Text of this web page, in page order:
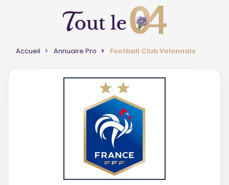
Accueil Annuaire Pro Football Club Volonnais